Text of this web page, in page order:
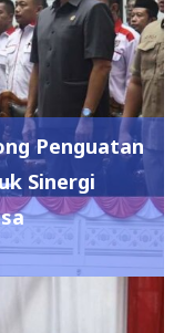
Penguatan
Sinergi